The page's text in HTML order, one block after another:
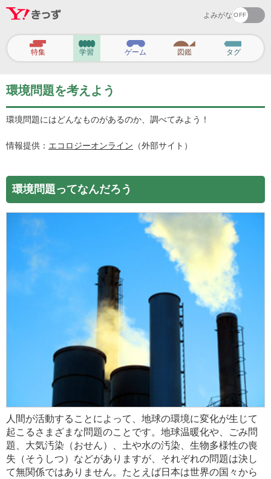
よみがな
ビ
ゲ
ー
シ
特集 学習 ゲーム 図鑑 タグ
環境問題を考えよう
環境問題にはどんなものがあるのか、調べてみよう！
情報提供： エコロジーオンライン （外部サイト）
環境問題ってなんだろう
人間が活動することによって、地球の環境に変化が生じて
起こるさまざまな問題のことです。地球温暖化や、ごみ問
題、大気汚染（おせん）、土や水の汚染、生物多様性の喪
失（そうしつ）などがありますが、それぞれの問題は決し
て無関係ではありません。たとえば日本は世界の国々から